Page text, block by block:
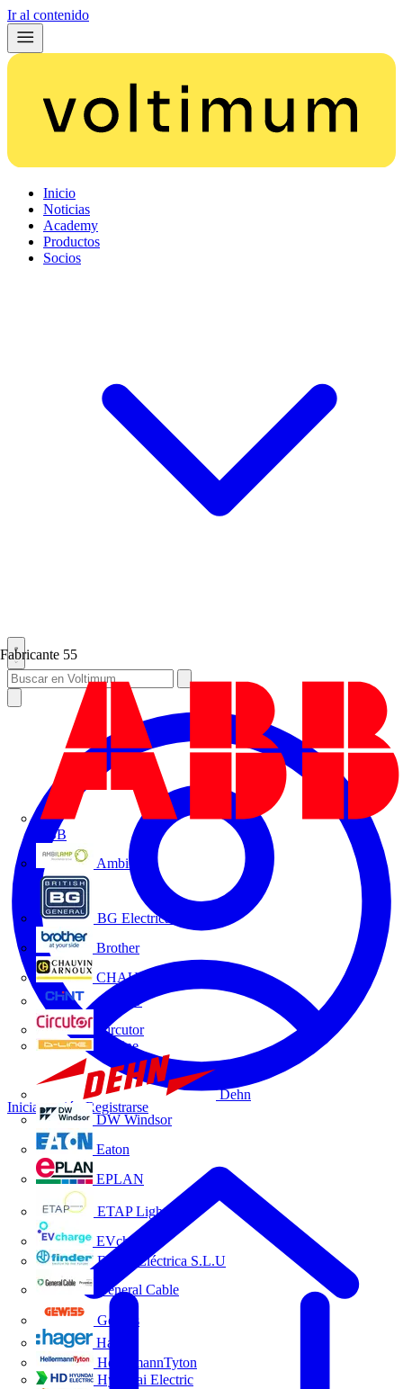
Ir al contenido
Inicio
Noticias
Academy
Productos
Socios
Fabricante 55
ABB
Ambilamp
BG Electrical
Brother
CHAUVIN ARNOUX
CHINT
Circutor
D-Line
Dehn
DW Windsor
Eaton
EPLAN
ETAP Lighting
EVcharge
Finder Eléctrica S.L.U
General Cable
Gewiss
Hager
HellermannTyton
Hyundai Electric
Iniciar sesión Registrarse